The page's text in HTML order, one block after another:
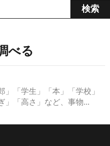
べる
「学生」「本」「学校」
」「高さ」など、事物...